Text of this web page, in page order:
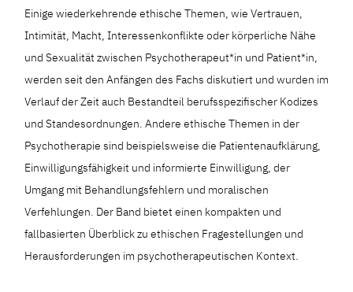
Einige wiederkehrende ethische Themen, wie Vertrauen,
Intimität, Macht, Interessenkonflikte oder körperliche Nähe
und Sexualität zwischen Psychotherapeut*in und Patient*in,
werden seit den Anfängen des Fachs diskutiert und wurden im
Verlauf der Zeit auch Bestandteil berufsspezifischer Kodizes
und Standesordnungen. Andere ethische Themen in der
Psychotherapie sind beispielsweise die Patientenaufklärung,
Einwilligungsfähigkeit und informierte Einwilligung, der
Umgang mit Behandlungsfehlern und moralischen
Verfehlungen. Der Band bietet einen kompakten und
fallbasierten Überblick zu ethischen Fragestellungen und
Herausforderungen im psychotherapeutischen Kontext.